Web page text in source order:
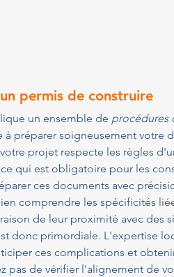
permis de construire
un ensemble de procédures
préparer soigneusement votre
projet respecte les règles
qui est obligatoire pour les
ces documents avec
comprendre les spécificités
de leur proximité avec
donc primordiale. L'expertise
ces complications et
de vérifier l'alignement de